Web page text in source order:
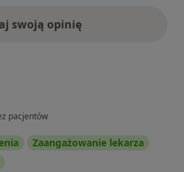
swoją opinię
pacjentów
Zaangażowanie lekarza